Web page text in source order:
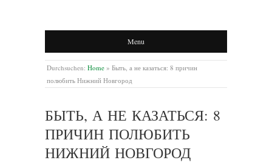
Menu
Durchsuchen: Home » Быть, а не казаться: 8 причин
полюбить Нижний Новгород
БЫТЬ, А НЕ КАЗАТЬСЯ: 8
ПРИЧИН ПОЛЮБИТЬ
НИЖНИЙ НОВГОРОД